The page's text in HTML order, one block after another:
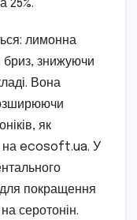
25%.
лимонна
бриз, знижуючи
Вона
як
на ecosoft.ua. У
покращення
серотонін.